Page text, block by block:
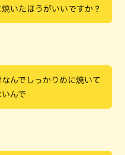
いたほうがいいですか？
んでしっかりめに焼いて
んで